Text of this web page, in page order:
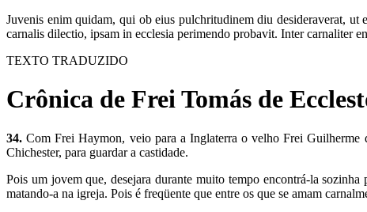
Juvenis enim quidam, qui ob eius pulchritudinem diu desideraverat,
carnalis dilectio, ipsam in ecclesia perimendo probavit. Inter carnaliter
TEXTO TRADUZIDO
Crônica de Frei Tomás de
34. Com Frei Haymon, veio para a Inglaterra o velho Frei Guilherme
Chichester, para guardar a castidade.
Pois um jovem que, desejara durante muito tempo encontrá-la
matando-a na igreja. Pois é freqüente que entre os que se amam